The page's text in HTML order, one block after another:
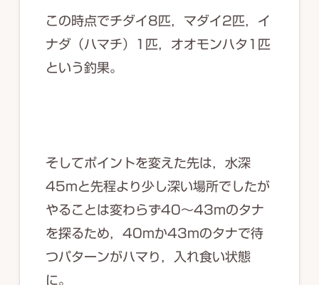
この時点でチダイ8匹，マダイ2匹，イ
ナダ（ハマチ）1匹，オオモンハタ1匹
という釣果。
そしてポイントを変えた先は，水深
45mと先程より少し深い場所でしたが
やることは変わらず40～43mのタナ
を探るため，40mか43mのタナで待
つパターンがハマり，入れ食い状態
に。